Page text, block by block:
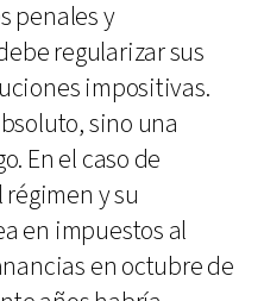
penales y
regularizar sus
impositivas.
sino una
En el caso de
y su
en impuestos al
en octubre de